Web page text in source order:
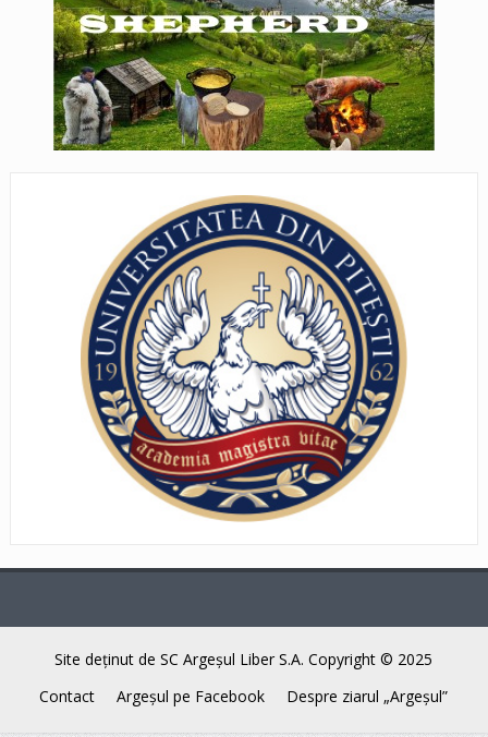
Site deţinut de SC Argeşul Liber S.A. Copyright © 2025
Contact
Argeşul pe Facebook Despre ziarul „Argeşul”